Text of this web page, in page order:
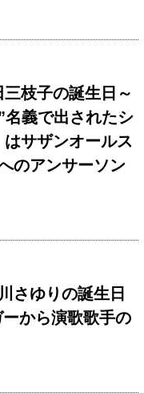
枝子の誕生日～
名義で出されたシ
サザンオールス
のアンサーソン
さゆりの誕生日
から演歌歌手の